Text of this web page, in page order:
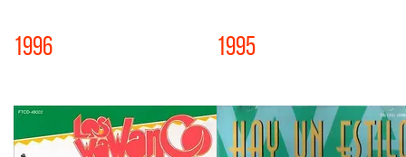
1996 1995